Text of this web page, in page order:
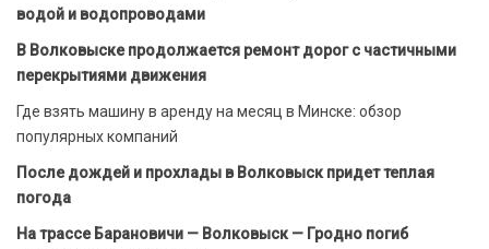
водой и водопроводами
В Волковыске продолжается ремонт дорог с частичными
перекрытиями движения
Где взять машину в аренду на месяц в Минске: обзор
популярных компаний
После дождей и прохлады в Волковыск придет теплая
погода
На трассе Барановичи — Волковыск — Гродно погиб